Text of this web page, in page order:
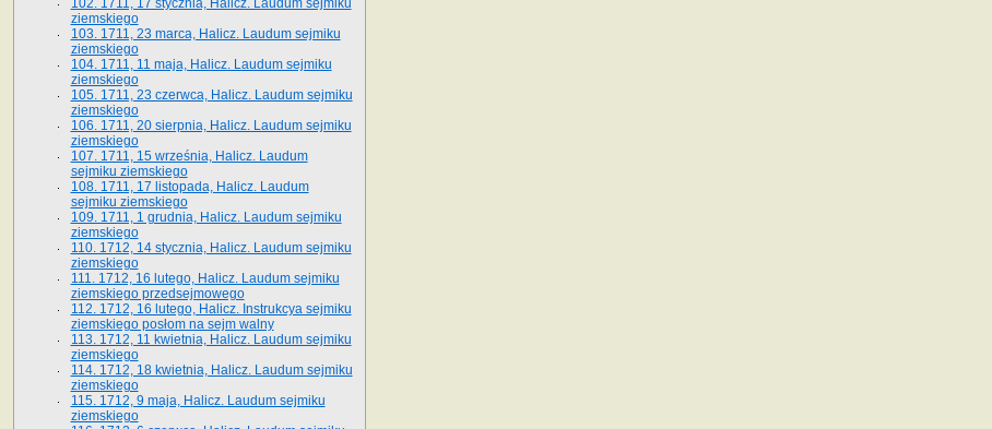
102. 1711, 17 stycznia, Halicz. Laudum sejmiku
ziemskiego
103. 1711, 23 marca, Halicz. Laudum sejmiku
ziemskiego
104. 1711, 11 maja, Halicz. Laudum sejmiku
ziemskiego
105. 1711, 23 czerwca, Halicz. Laudum sejmiku
ziemskiego
106. 1711, 20 sierpnia, Halicz. Laudum sejmiku
ziemskiego
107. 1711, 15 września, Halicz. Laudum
sejmiku ziemskiego
108. 1711, 17 listopada, Halicz. Laudum
sejmiku ziemskiego
109. 1711, 1 grudnia, Halicz. Laudum sejmiku
ziemskiego
110. 1712, 14 stycznia, Halicz. Laudum sejmiku
ziemskiego
111. 1712, 16 lutego, Halicz. Laudum sejmiku
ziemskiego przedsejmowego
112. 1712, 16 lutego, Halicz. Instrukcya sejmiku
ziemskiego posłom na sejm walny
113. 1712, 11 kwietnia, Halicz. Laudum sejmiku
ziemskiego
114. 1712, 18 kwietnia, Halicz. Laudum sejmiku
ziemskiego
115. 1712, 9 maja, Halicz. Laudum sejmiku
ziemskiego